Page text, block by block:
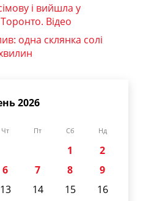
і вийшла у
Відео
одна склянка солі
2026
Чт Пт Сб Нд
1
2
6 7 8
9
13 14 15
16